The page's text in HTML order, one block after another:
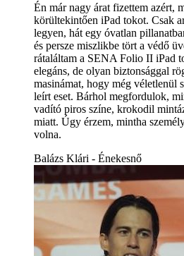
Én már nagy árat fizettem azért,
körültekintően iPad tokot. Csak
legyen, hát egy óvatlan
és persze miszlikbe tört a védő
rátaláltam a SENA Folio II iPad
elegáns, de olyan biztonsággal
masinámat, hogy még véletlenül
leírt eset. Bárhol megfordulok,
vadító piros színe, krokodil
miatt. Úgy érzem, mintha
volna.
Balázs Klári - Énekesnő